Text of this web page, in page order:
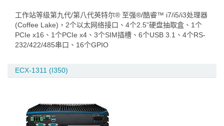
工作站等级第九代/第八代英特尔® 至强®/酷睿™ i7/i5/i3处理器
(Coffee Lake)，2个以太网络接口、4个2.5”硬盘抽取盒、1个
PCIe x16、1个PCIe x4、3个SIM插槽、6个USB 3.1、4个RS-
232/422/485串口、16个GPIO
ECX-1311 (I350)